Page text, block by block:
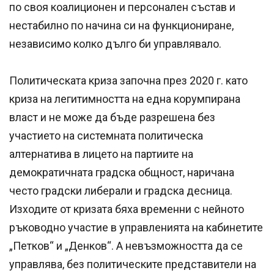
по своя коалиционен и персонален състав и
нестабилно по начина си на функциониране,
независимо колко дълго би управлявало.
Политическата криза започна през 2020 г. като
криза на легитимността на една корумпирана
власт и не може да бъде разрешена без
участието на системната политическа
алтернатива в лицето на партиите на
демократичната градска общност, наричана
често градски либерали и градска десница.
Изходите от кризата бяха временни с нейното
ръководно участие в управленията на кабинетите
„Петков“ и „Денков“. А невъзможността да се
управлява, без политическите представители на